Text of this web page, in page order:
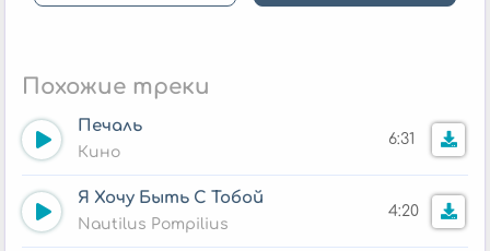
Похожие треки
Печаль
Кино
6:31
Я Хочу Быть С Тобой
Nautilus Pompilius
4:20